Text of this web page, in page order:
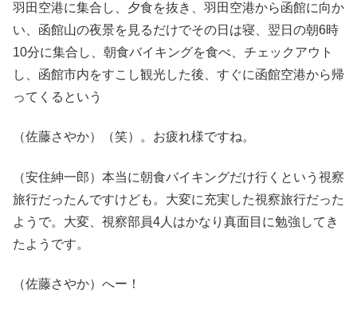
羽田空港に集合し、夕食を抜き、羽田空港から函館に向か
い、函館山の夜景を見るだけでその日は寝、翌日の朝6時
10分に集合し、朝食バイキングを食べ、チェックアウト
し、函館市内をすこし観光した後、すぐに函館空港から帰
ってくるという
（佐藤さやか）（笑）。お疲れ様ですね。
（安住紳一郎）本当に朝食バイキングだけ行くという視察
旅行だったんですけども。大変に充実した視察旅行だった
ようで。大変、視察部員4人はかなり真面目に勉強してき
たようです。
（佐藤さやか）へー！